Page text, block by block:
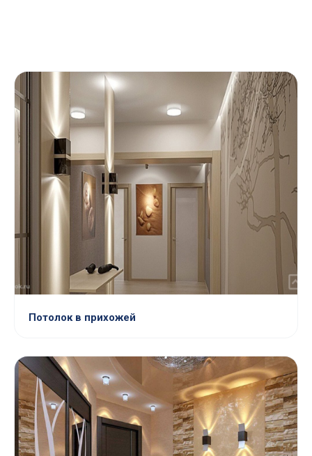
Потолок в прихожей